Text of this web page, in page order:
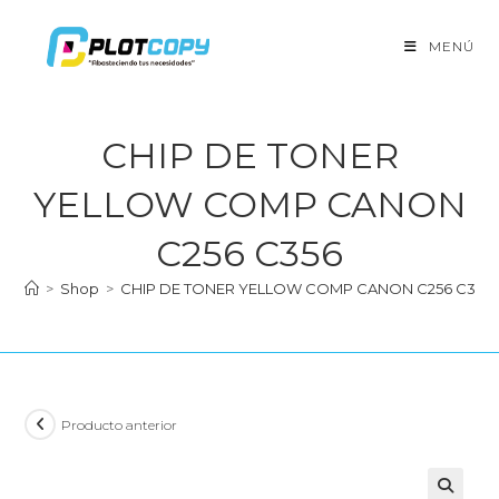
contenido
MENÚ
CHIP DE TONER
YELLOW COMP CANON
C256 C356
> Shop > CHIP DE TONER YELLOW COMP CANON C256 C356
Producto anterior